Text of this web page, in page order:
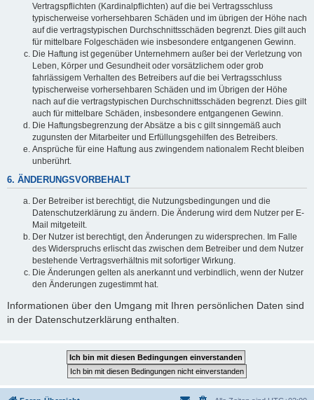
Vertragspflichten (Kardinalpflichten) auf die bei Vertragsschluss
typischerweise vorhersehbaren Schäden und im übrigen der Höhe nach
auf die vertragstypischen Durchschnittsschäden begrenzt. Dies gilt auch
für mittelbare Folgeschäden wie insbesondere entgangenen Gewinn.
Die Haftung ist gegenüber Unternehmern außer bei der Verletzung von
Leben, Körper und Gesundheit oder vorsätzlichem oder grob
fahrlässigem Verhalten des Betreibers auf die bei Vertragsschluss
typischerweise vorhersehbaren Schäden und im Übrigen der Höhe
nach auf die vertragstypischen Durchschnittsschäden begrenzt. Dies gilt
auch für mittelbare Schäden, insbesondere entgangenen Gewinn.
Die Haftungsbegrenzung der Absätze a bis c gilt sinngemäß auch
zugunsten der Mitarbeiter und Erfüllungsgehilfen des Betreibers.
Ansprüche für eine Haftung aus zwingendem nationalem Recht bleiben
unberührt.
6. ÄNDERUNGSVORBEHALT
Der Betreiber ist berechtigt, die Nutzungsbedingungen und die
Datenschutzerklärung zu ändern. Die Änderung wird dem Nutzer per E-
Mail mitgeteilt.
Der Nutzer ist berechtigt, den Änderungen zu widersprechen. Im Falle
des Widerspruchs erlischt das zwischen dem Betreiber und dem Nutzer
bestehende Vertragsverhältnis mit sofortiger Wirkung.
Die Änderungen gelten als anerkannt und verbindlich, wenn der Nutzer
den Änderungen zugestimmt hat.
Informationen über den Umgang mit Ihren persönlichen Daten sind
in der Datenschutzerklärung enthalten.